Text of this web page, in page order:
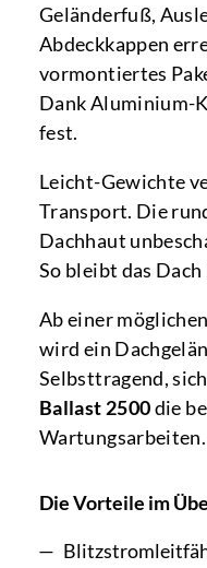
Geländerfuß,
Abdeckkappen
vormontiertes
Dank Aluminium-
fest.
Leicht-Gewichte
Transport. Die
Dachhaut
So bleibt das
Ab einer
wird ein
Selbsttragend,
Ballast 2500die
Wartungsarbeiten.
Die Vorteile im